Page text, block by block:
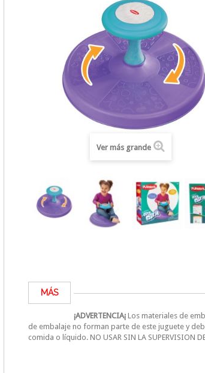
Ver más grande
MÁS
¡ADVERTENCIA¡ Los materiales de
de embalaje no forman parte de este juguete y
comida o líquido. NO USAR SIN LA SUPERVISION